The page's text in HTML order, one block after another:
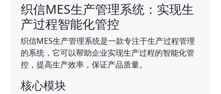
织信MES生产管理系统：实现生
产过程智能化管控
织信MES生产管理系统是一款专注于生产过程管理
的系统，它可以帮助企业实现生产过程的智能化管
控，提高生产效率，保证产品质量。
核心模块